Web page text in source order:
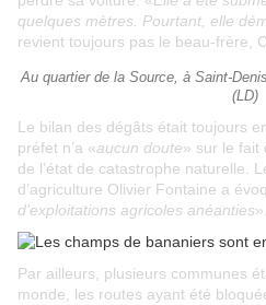
quelques mètres. Pourtant, elle
revient toujours pas le beau-frère,
Au quartier de la Source, à Saint-
(LD)
Le bilan des dégâts était toujours
préfet n’a «aucun doute» sur le fait
de l’état de catastrophe naturelle.
d’agriculture Olivier Fontaine a
d’exploitations agricoles anéanties».
Par ailleurs, plusieurs communes
monde, les routes ayant été